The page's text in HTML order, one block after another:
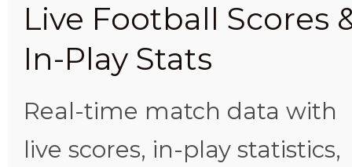
Live Football Scores
In-Play Stats
Real-time match data with
live scores, in-play statistics,